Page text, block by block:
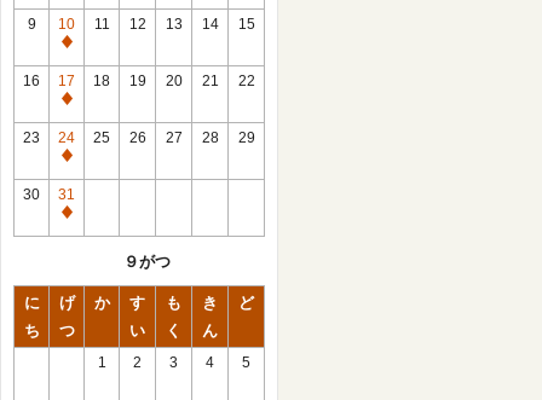
館
日
9
10
休
館
日
11 12 13 14 15
16
17
休
館
日
18 19 20 21 22
23
24
休
館
日
25 26 27 28 29
30
31
休
９がつ
に
ち
げ
つ
か
す
い
も
く
き
ん
ど
1 2 3 4 5